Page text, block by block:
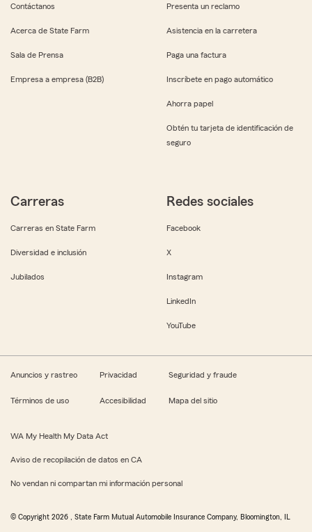
Contáctanos
Acerca de State Farm
Sala de Prensa
Empresa a empresa (B2B)
Presenta un reclamo
Asistencia en la carretera
Paga una factura
Inscríbete en pago automático
Ahorra papel
Obtén tu tarjeta de identificación de
seguro
Carreras
Carreras en State Farm
Diversidad e inclusión
Jubilados
Redes sociales
Facebook
X
Instagram
LinkedIn
YouTube
Anuncios y rastreo Privacidad Seguridad y fraude
Términos de uso Accesibilidad Mapa del sitio
WA My Health My Data Act
Aviso de recopilación de datos en CA
No vendan ni compartan mi información personal
© Copyright 2026 , State Farm Mutual Automobile Insurance Company, Bloomington, IL